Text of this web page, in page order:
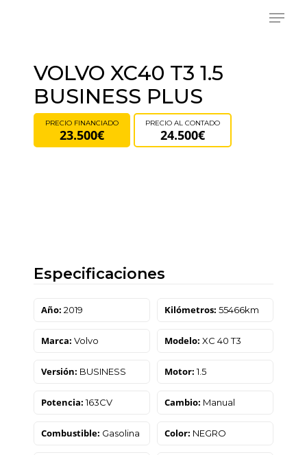
Menu
VOLVO XC40 T3 1.5
BUSINESS PLUS
PRECIO FINANCIADO
23.500€
PRECIO AL CONTADO
24.500€
Especificaciones
Año: 2019 Kilómetros: 55466km
Marca: Volvo Modelo: XC 40 T3
Versión: BUSINESS Motor:1.5
Potencia:163CV Cambio: Manual
Combustible: Gasolina Color: NEGRO